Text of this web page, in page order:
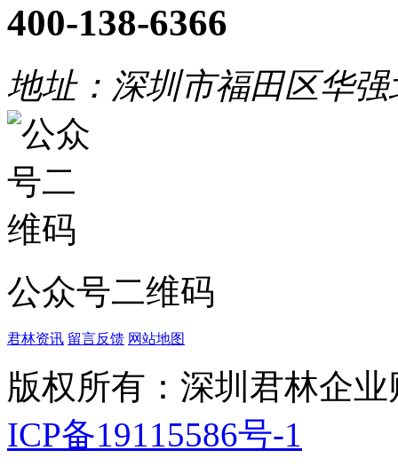
400-138-6366
地址：深圳市福田区华
公众号二维码
君林资讯 留言反馈 网站地图
版权所有：深圳君林企
ICP备19115586号-1